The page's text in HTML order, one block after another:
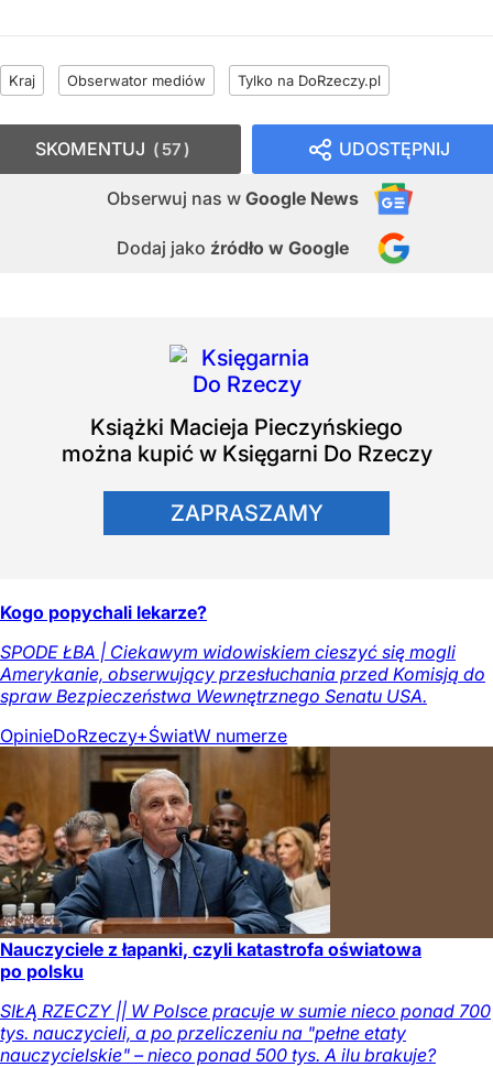
Kraj Obserwator mediów Tylko na DoRzeczy.pl
UDOSTĘPNIJ
Obserwuj nas w Google News
Dodaj jako źródło w Google
SKOMENTUJ 57
Książki Macieja Pieczyńskiego
można kupić w Księgarni Do Rzeczy
ZAPRASZAMY
Kogo popychali lekarze?
SPODE ŁBA | Ciekawym widowiskiem cieszyć się mogli
Amerykanie, obserwujący przesłuchania przed Komisją do
spraw Bezpieczeństwa Wewnętrznego Senatu USA.
OpinieDoRzeczy+ŚwiatW numerze
Nauczyciele z łapanki, czyli katastrofa oświatowa
po polsku
SIŁĄ RZECZY || W Polsce pracuje w sumie nieco ponad 700
tys. nauczycieli, a po przeliczeniu na "pełne etaty
nauczycielskie" – nieco ponad 500 tys. A ilu brakuje?